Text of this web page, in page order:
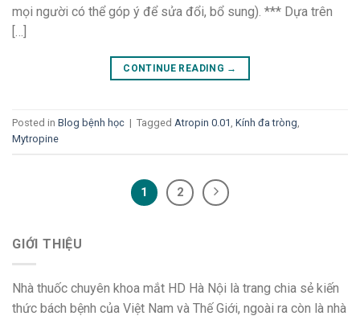
mọi người có thể góp ý để sửa đổi, bổ sung). *** Dựa trên
[…]
CONTINUE READING →
Posted in Blog bệnh học | Tagged Atropin 0.01, Kính đa tròng,
Mytropine
1 2
GIỚI THIỆU
Nhà thuốc chuyên khoa mắt HD Hà Nội là trang chia sẻ kiến
thức bách bệnh của Việt Nam và Thế Giới, ngoài ra còn là nhà